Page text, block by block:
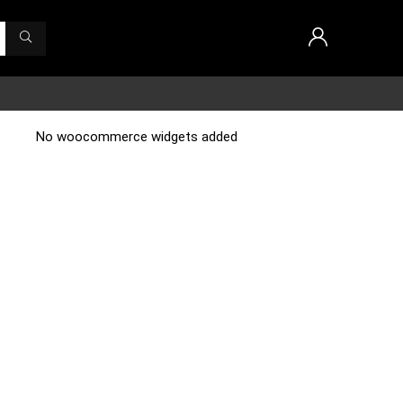
No woocommerce widgets added